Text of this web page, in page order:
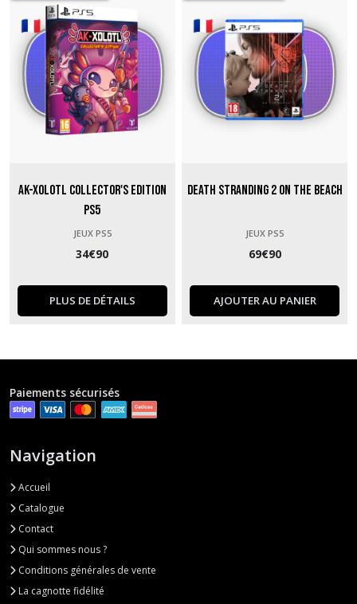
Ak-Xolotl Collector's Edition
PS5
JEUX PS5
34€90
PLUS DE DÉTAILS
Death Stranding 2 On the Beach
JEUX PS5
69€90
AJOUTER AU PANIER
Paiements sécurisés
Navigation
Accueil
Catalogue
Contact
Qui sommes nous ?
Conditions générales de vente
La cagnotte fidélité